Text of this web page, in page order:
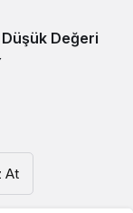
Düşük Değeri
At